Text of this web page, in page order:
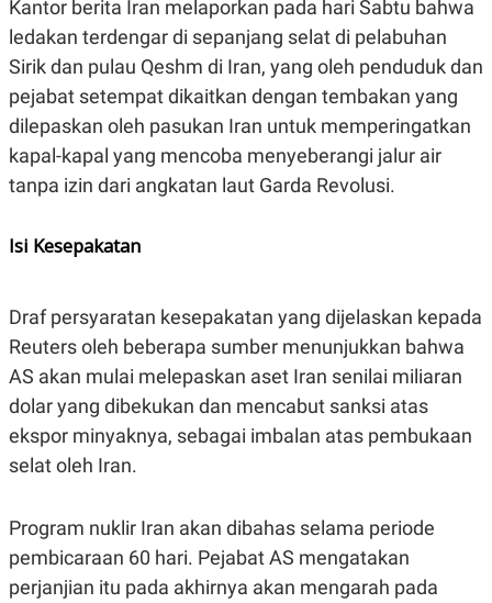
C
D
E
M
Y
L
A
S
E
.
I
D
L
N
A
C
T
A
K
K
N
J
I
E
N
E
P
A
P
A
D
V
E
S
I
G
Kantor berita Iran melaporkan pada hari Sabtu bahwa
ledakan terdengar di sepanjang selat di pelabuhan
Sirik dan pulau Qeshm di Iran, yang oleh penduduk dan
pejabat setempat dikaitkan dengan tembakan yang
dilepaskan oleh pasukan Iran untuk memperingatkan
kapal-kapal yang mencoba menyeberangi jalur air
tanpa izin dari angkatan laut Garda Revolusi.
Isi Kesepakatan
Draf persyaratan kesepakatan yang dijelaskan kepada
Reuters oleh beberapa sumber menunjukkan bahwa
AS akan mulai melepaskan aset Iran senilai miliaran
dolar yang dibekukan dan mencabut sanksi atas
ekspor minyaknya, sebagai imbalan atas pembukaan
selat oleh Iran.
Program nuklir Iran akan dibahas selama periode
pembicaraan 60 hari. Pejabat AS mengatakan
perjanjian itu pada akhirnya akan mengarah pada